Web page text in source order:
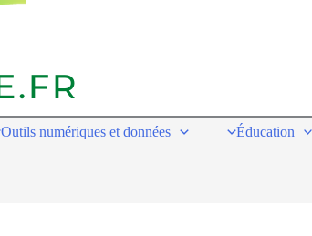
Outils numériques et données Éducation